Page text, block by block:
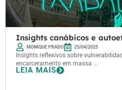
Insights canábicos e
MONIQUE PRADO 25/04/2025
Insights reflexivos sobre
encarceramento em massa ...
LEIA MAIS